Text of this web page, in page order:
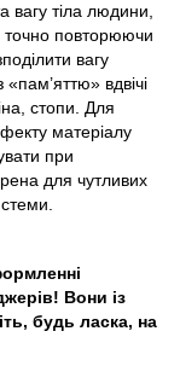
вагу тіла людини,
точно повторюючи
вагу
вдвічі
стопи. Для
матеріалу
при
для чутливих
Вони із
будь ласка, на